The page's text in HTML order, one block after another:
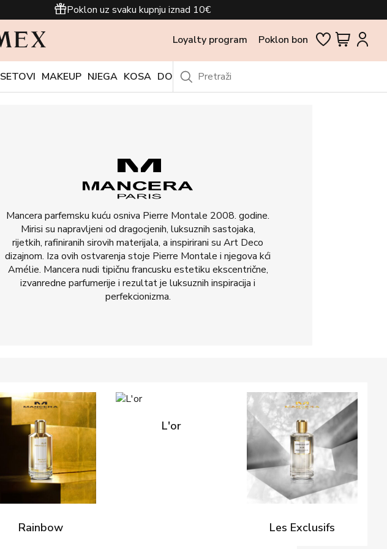
Poklon uz svaku kupnju iznad 10€
Loyalty program Poklon bon
SETOVI MAKEUP NJEGA KOSA DODACI OUTLET
Mancera parfemsku kuću osniva Pierre Montale 2008. godine.
Mirisi su napravljeni od dragocjenih, luksuznih sastojaka,
rijetkih, rafiniranih sirovih materijala, a inspirirani su Art Deco
dizajnom. Iza ovih ostvarenja stoje Pierre Montale i njegova kći
Amélie. Mancera nudi tipičnu francusku estetiku ekscentrične,
izvanredne parfumerije i rezultat je luksuznih inspiracija i
perfekcionizma.
Rainbow
L'or
Les Exclusifs